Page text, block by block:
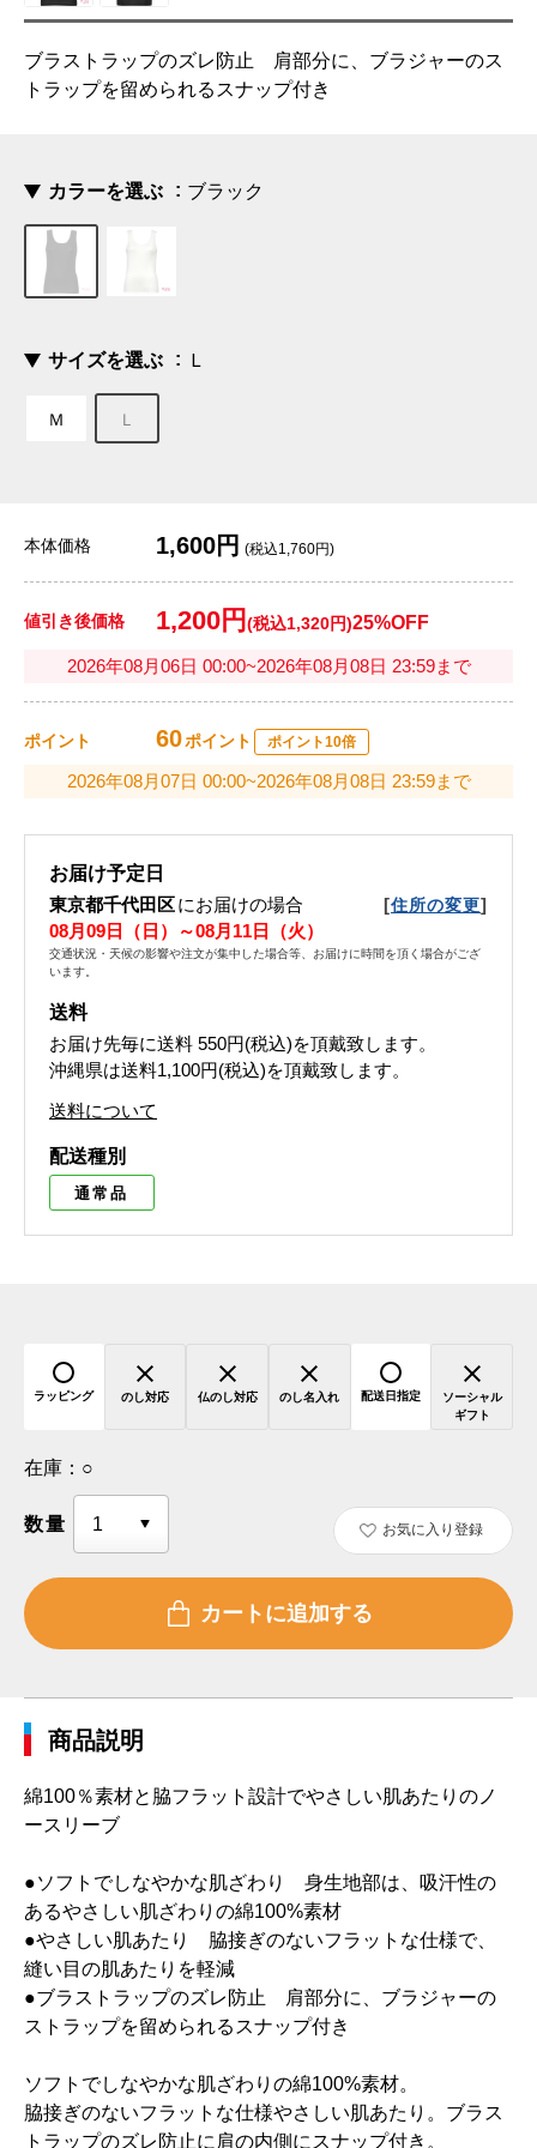
ブラストラップのズレ防止 肩部分に、ブラジャーのス
トラップを留められるスナップ付き
カラーを選ぶ ブラック
サイズを選ぶ Ｌ
Ｍ Ｌ
本体価格 1,600円 (税込1,760円)
値引き後価格 1,200円 (税込1,320円)25%OFF
2026年08月06日 00:00~2026年08月08日 23:59まで
ポイント 60ポイント ポイント10倍
2026年08月07日 00:00~2026年08月08日 23:59まで
お届け予定日
東京都千代田区にお届けの場合 [住所の変更]
08月09日（日）～08月11日（火）
交通状況・天候の影響や注文が集中した場合等、お届けに時間を頂く場合がござ
います。
送料
お届け先毎に送料 550円(税込)を頂戴致します。
沖縄県は送料1,100円(税込)を頂戴致します。
送料について
配送種別
通常品
ラッピング のし対応 仏のし対応 のし名入れ 配送日指定
ソーシャル
ギフト
在庫： ○
数量 お気に入り登録
商品説明
綿100％素材と脇フラット設計でやさしい肌あたりのノ
ースリーブ
●ソフトでしなやかな肌ざわり 身生地部は、吸汗性の
あるやさしい肌ざわりの綿100%素材
●やさしい肌あたり 脇接ぎのないフラットな仕様で、
縫い目の肌あたりを軽減
●ブラストラップのズレ防止 肩部分に、ブラジャーの
ストラップを留められるスナップ付き
ソフトでしなやかな肌ざわりの綿100%素材。
脇接ぎのないフラットな仕様やさしい肌あたり。ブラス
トラップのズレ防止に肩の内側にスナップ付き。